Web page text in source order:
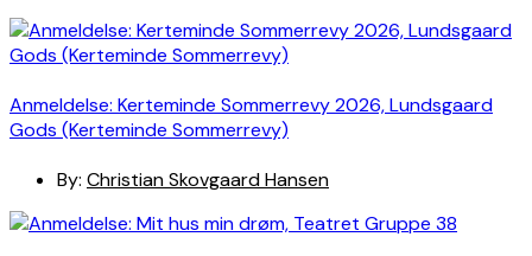
Anmeldelse: Kerteminde Sommerrevy 2026, Lundsgaard
Gods (Kerteminde Sommerrevy)
By: Christian Skovgaard Hansen